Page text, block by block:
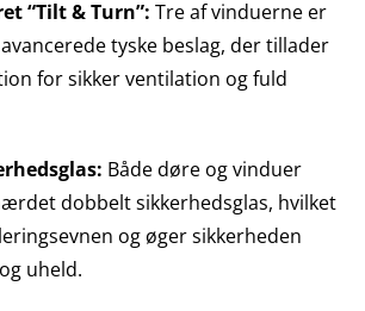
“Tilt & Turn”: Tre af vinduerne er
tyske beslag, der tillader
for sikker ventilation og fuld
Både døre og vinduer
dobbelt sikkerhedsglas, hvilket
og øger sikkerheden
uheld.